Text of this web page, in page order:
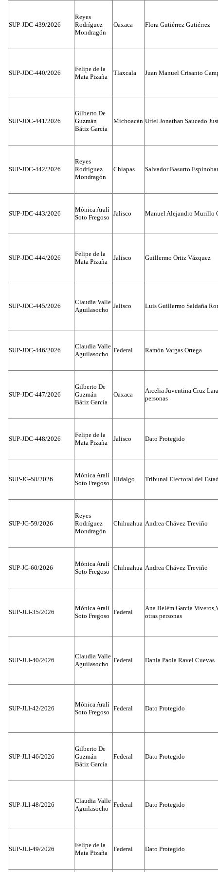
SUP-JDC-439/2026
Reyes
Rodríguez
Mondragón
Oaxaca Flora Gutiérrez Gutiérrez
SUP-JDC-440/2026
Felipe de la
Mata Pizaña
Tlaxcala Juan Manuel Crisanto
SUP-JDC-441/2026
Gilberto De
Guzmán
Bátiz García
Michoacán Uriel Jonathan Saucedo
SUP-JDC-442/2026
Reyes
Rodríguez
Mondragón
Chiapas Salvador Basurto
SUP-JDC-443/2026
Mónica Aralí
Soto Fregoso
Jalisco Manuel Alejandro Murillo
SUP-JDC-444/2026
Felipe de la
Mata Pizaña
Jalisco Guillermo Ortiz Vázquez
SUP-JDC-445/2026
Claudia Valle
Aguilasocho
Jalisco Luis Guillermo Saldaña
SUP-JDC-446/2026
Claudia Valle
Aguilasocho
Federal Ramón Vargas Ortega
SUP-JDC-447/2026
Gilberto De
Guzmán
Bátiz García
Oaxaca
Arcelia Juventina Cruz
personas
SUP-JDC-448/2026
Felipe de la
Mata Pizaña
Jalisco Dato Protegido
SUP-JG-58/2026
Mónica Aralí
Soto Fregoso
Hidalgo Tribunal Electoral del
SUP-JG-59/2026
Reyes
Rodríguez
Mondragón
Chihuahua Andrea Chávez Treviño
SUP-JG-60/2026
Mónica Aralí
Soto Fregoso
Chihuahua Andrea Chávez Treviño
SUP-JLI-35/2026
Mónica Aralí
Soto Fregoso
Federal
Ana Belém García
otras personas
SUP-JLI-40/2026
Claudia Valle
Aguilasocho
Federal Dania Paola Ravel Cuevas
SUP-JLI-42/2026
Mónica Aralí
Soto Fregoso
Federal Dato Protegido
SUP-JLI-46/2026
Gilberto De
Guzmán
Bátiz García
Federal Dato Protegido
SUP-JLI-48/2026
Claudia Valle
Aguilasocho
Federal Dato Protegido
SUP-JLI-49/2026
Felipe de la
Mata Pizaña
Federal Dato Protegido